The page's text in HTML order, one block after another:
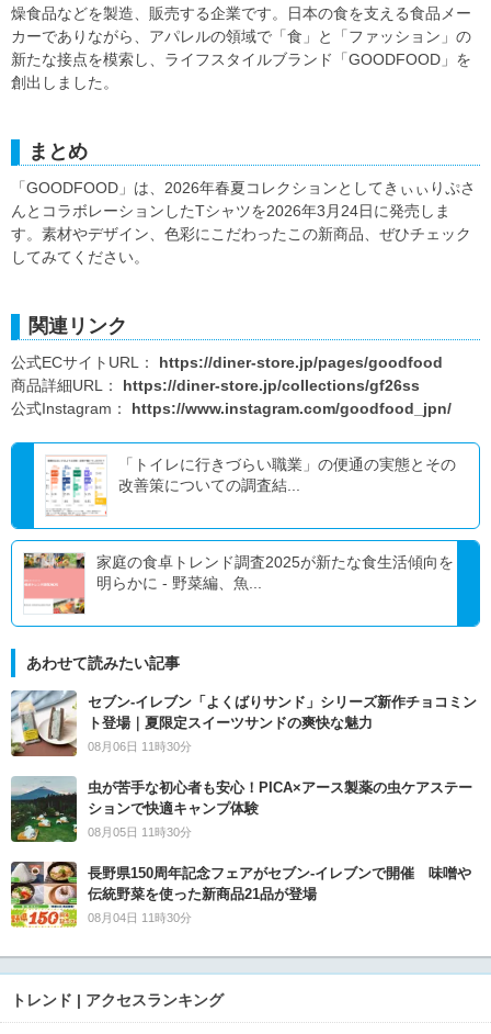
燥食品などを製造、販売する企業です。日本の食を支える食品メー
カーでありながら、アパレルの領域で「食」と「ファッション」の
新たな接点を模索し、ライフスタイルブランド「GOODFOOD」を
創出しました。
まとめ
「GOODFOOD」は、2026年春夏コレクションとしてきぃぃりぷさ
んとコラボレーションしたTシャツを2026年3月24日に発売しま
す。素材やデザイン、色彩にこだわったこの新商品、ぜひチェック
してみてください。
関連リンク
公式ECサイトURL： https://diner-store.jp/pages/goodfood
商品詳細URL： https://diner-store.jp/collections/gf26ss
公式Instagram： https://www.instagram.com/goodfood_jpn/
「トイレに行きづらい職業」の便通の実態とその
改善策についての調査結...
家庭の食卓トレンド調査2025が新たな食生活傾向を
明らかに - 野菜編、魚...
あわせて読みたい記事
セブン‐イレブン「よくばりサンド」シリーズ新作チョコミン
ト登場｜夏限定スイーツサンドの爽快な魅力
08月06日 11時30分
虫が苦手な初心者も安心！PICA×アース製薬の虫ケアステー
ションで快適キャンプ体験
08月05日 11時30分
長野県150周年記念フェアがセブン-イレブンで開催 味噌や
伝統野菜を使った新商品21品が登場
08月04日 11時30分
トレンド | アクセスランキング